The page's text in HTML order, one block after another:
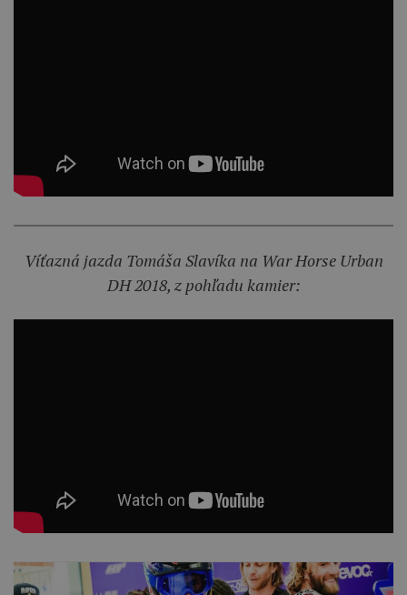
Víťazná jazda Tomáša Slavíka na War Horse Urban
DH 2018, z pohľadu kamier: